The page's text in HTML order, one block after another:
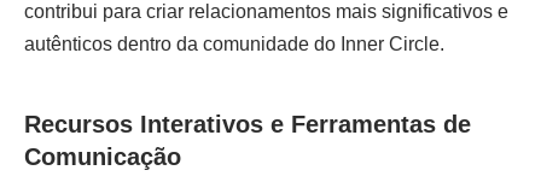
contribui para criar relacionamentos mais significativos e
autênticos dentro da comunidade do Inner Circle.
Recursos Interativos e Ferramentas de
Comunicação